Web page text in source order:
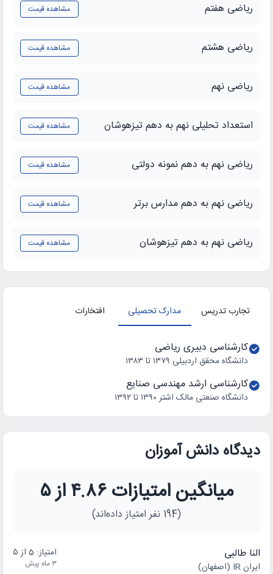
ریاضی هفتم مشاهده قیمت
ریاضی هشتم مشاهده قیمت
ریاضی نهم مشاهده قیمت
استعداد تحلیلی نهم به دهم تیزهوشان مشاهده قیمت
ریاضی نهم به دهم نمونه دولتی مشاهده قیمت
ریاضی نهم به دهم مدارس برتر مشاهده قیمت
ریاضی نهم به دهم تیزهوشان مشاهده قیمت
تجارب تدریس مدارک تحصیلی افتخارات
کارشناسی دبیری ریاضی
دانشگاه محقق اردبیلی ۱۳۷۹ تا ۱۳۸۳
کارشناسی ارشد مهندسی صنایع
دانشگاه صنعتی مالک اشتر ۱۳۹۰ تا ۱۳۹۲
دیدگاه دانش آموزان
میانگین امتیازات ۴.۸۶ از ۵
النا طالبی
ایران IR (اصفهان)
امتیاز: 5 از ۵